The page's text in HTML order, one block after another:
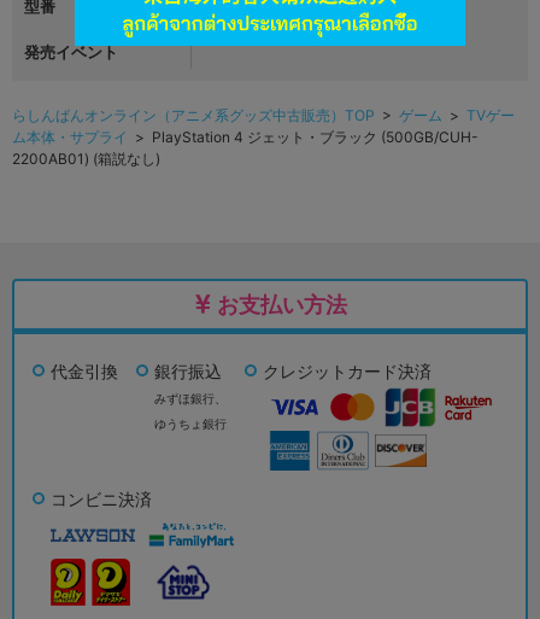
型番 CUH-2200AB01
発売イベント
らしんばんオンライン（アニメ系グッズ中古販売）TOP > ゲーム > TVゲー
ム本体・サプライ > PlayStation 4 ジェット・ブラック (500GB/CUH-
2200AB01) (箱説なし)
お支払い方法
代金引換 銀行振込
みずほ銀行、
ゆうちょ銀行
クレジットカード決済
コンビニ決済